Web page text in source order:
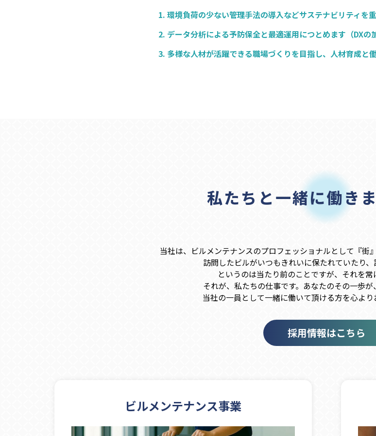
環境負荷の少ない管理手法の導入などサステナビリティを
データ分析による予防保全と最適運用につとめます（DXの
多様な人材が活躍できる職場づくりを目指し、人材育成と
私たちと一緒に働き
当社は、ビルメンテナンスのプロフェッショナルとして『街
訪問したビルがいつもきれいに保たれていたり、
というのは当たり前のことですが、それを常
それが、私たちの仕事です。あなたのその一歩が
当社の一員として一緒に働いて頂ける方を心より
採用情報はこちら
ビルメンテナンス事業